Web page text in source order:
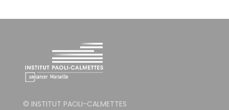
© INSTITUT PAOLI-CALMETTES